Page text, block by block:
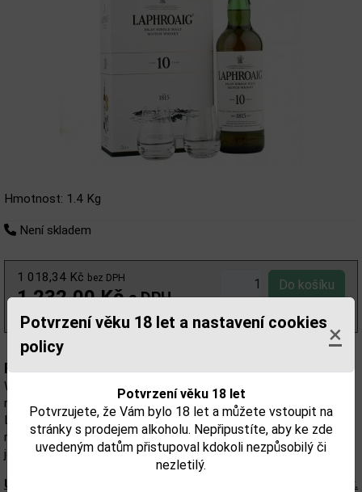
Potvrzení věku 18 let a nastavení cookies
policy
×
Potvrzení věku 18 let
Potvrzujete, že Vám bylo 18 let a můžete vstoupit na
stránky s prodejem alkoholu. Nepřipustíte, aby ke zde
uvedeným datům přistupoval kdokoli nezpůsobilý či
nezletilý.
Hmotnost: 1.4 Kg
Není skladem
1 018,34 Kč bez DPH
1 232,00 Kčs DPH
Popis:
Whisky s typickou chutí výrazné, kouřové, slané rašeliny s
mořskými řasami z Islay, v závěru jemně sladká. Při výrobě whisky
Laphroaig se ječmenný slad suší nad hořící rašelinou. Kouř z této
rašeliny, která se nachází jen na ostrově Islay, dodává této whisky
její výjimečnou bohatou chuť.
Upozorňujeme, že tento produkt může obsahovat alergeny.